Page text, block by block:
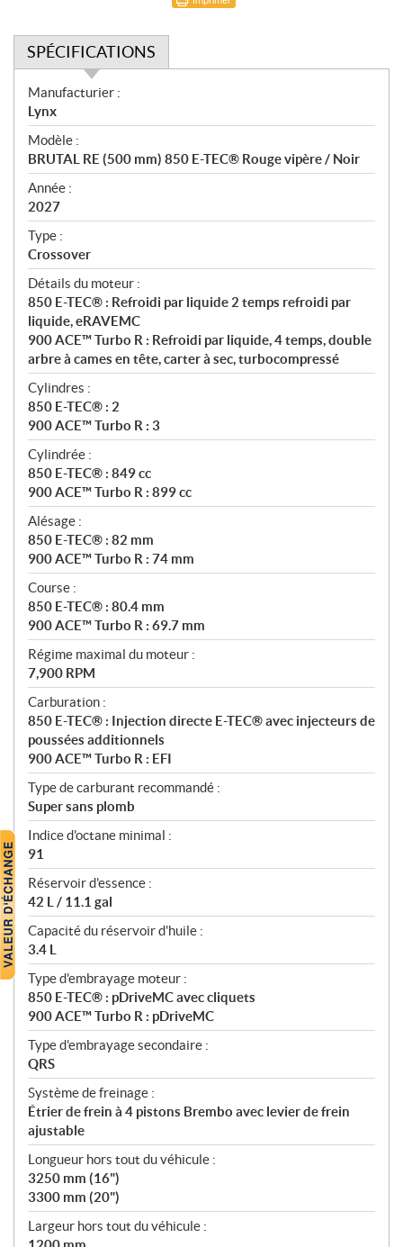
SPÉCIFICATIONS
S
p
é
c
i
f
i
c
a
t
i
o
n
s
Manufacturier :
Lynx
Modèle :
BRUTAL RE (500 mm) 850 E-TEC® Rouge vipère / Noir
Année :
2027
Type :
Crossover
Détails du moteur :
850 E-TEC® : Refroidi par liquide 2 temps refroidi par
liquide, eRAVEMC
900 ACE™ Turbo R : Refroidi par liquide, 4 temps, double
arbre à cames en tête, carter à sec, turbocompressé
Cylindres :
850 E-TEC® : 2
900 ACE™ Turbo R : 3
Cylindrée :
850 E-TEC® : 849 cc
900 ACE™ Turbo R : 899 cc
Alésage :
850 E-TEC® : 82 mm
900 ACE™ Turbo R : 74 mm
Course :
850 E-TEC® : 80.4 mm
900 ACE™ Turbo R : 69.7 mm
Régime maximal du moteur :
7,900 RPM
Carburation :
850 E-TEC® : Injection directe E-TEC® avec injecteurs de
poussées additionnels
900 ACE™ Turbo R : EFI
Type de carburant recommandé :
Super sans plomb
Indice d'octane minimal :
91
Réservoir d'essence :
42 L / 11.1 gal
Capacité du réservoir d'huile :
3.4 L
Type d'embrayage moteur :
850 E-TEC® : pDriveMC avec cliquets
900 ACE™ Turbo R : pDriveMC
Type d'embrayage secondaire :
QRS
Système de freinage :
Étrier de frein à 4 pistons Brembo avec levier de frein
ajustable
Longueur hors tout du véhicule :
3250 mm (16")
3300 mm (20")
Largeur hors tout du véhicule :